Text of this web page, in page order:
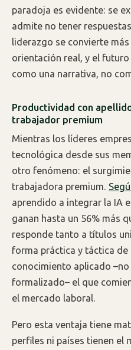
paradoja es evidente: se
admite no tener
liderazgo se convierte
orientación real, y el
como una narrativa, no
Productividad con
trabajador premium
Mientras los líderes
tecnológica desde sus
otro fenómeno: el
trabajadora premium.
aprendido a integrar la IA
ganan hasta un 56% más
responde tanto a títulos
forma práctica y táctica
conocimiento aplicado
formalizado– el que
el mercado laboral.
Pero esta ventaja tiene
perfiles ni países tienen el